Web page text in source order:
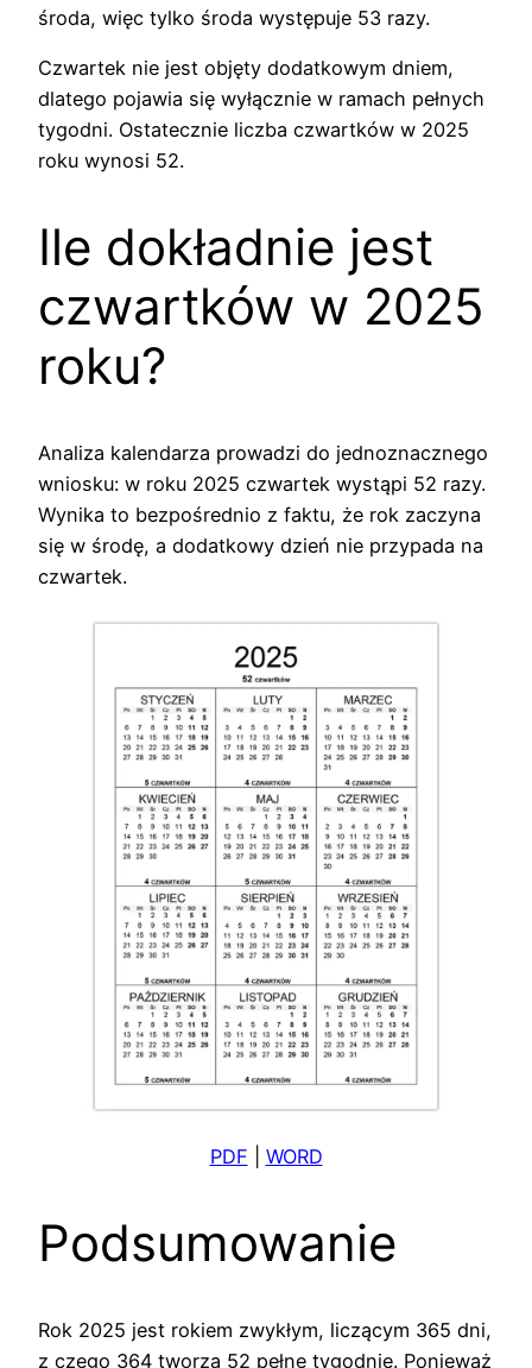
środa, więc tylko środa występuje 53 razy.
Czwartek nie jest objęty dodatkowym dniem,
dlatego pojawia się wyłącznie w ramach pełnych
tygodni. Ostatecznie liczba czwartków w 2025
roku wynosi 52.
Ile dokładnie jest
czwartków w 2025
roku?
Analiza kalendarza prowadzi do jednoznacznego
wniosku: w roku 2025 czwartek wystąpi 52 razy.
Wynika to bezpośrednio z faktu, że rok zaczyna
się w środę, a dodatkowy dzień nie przypada na
czwartek.
PDF WORD
Podsumowanie
Rok 2025 jest rokiem zwykłym, liczącym 365 dni,
z czego 364 tworzą 52 pełne tygodnie. Ponieważ